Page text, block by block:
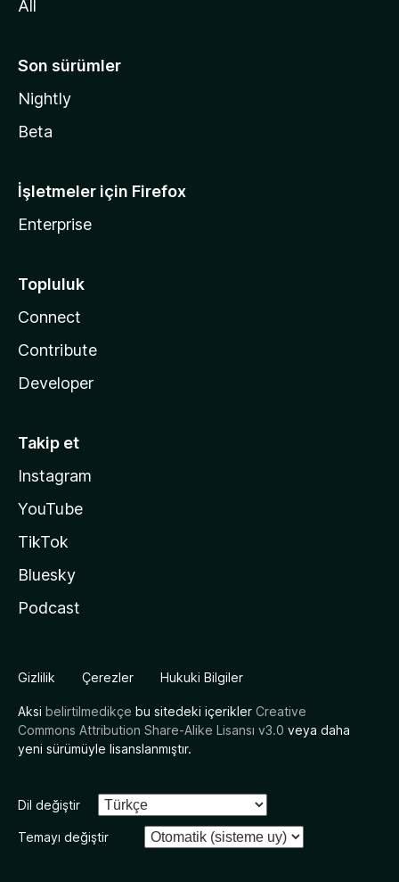
All
Son sürümler
Nightly
Beta
İşletmeler için Firefox
Enterprise
Topluluk
Connect
Contribute
Developer
Takip et
Instagram
YouTube
TikTok
Bluesky
Podcast
Gizlilik Çerezler Hukuki Bilgiler
Aksi belirtilmedikçe bu sitedeki içerikler Creative
Commons Attribution Share-Alike Lisansı v3.0 veya daha
yeni sürümüyle lisanslanmıştır.
Dil değiştir
Temayı değiştir